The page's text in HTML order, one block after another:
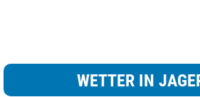
WETTER IN